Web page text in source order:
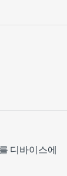
디바이스에